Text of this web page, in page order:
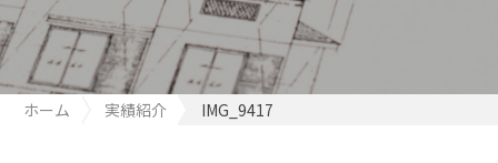
ホーム 実績紹介 IMG_9417